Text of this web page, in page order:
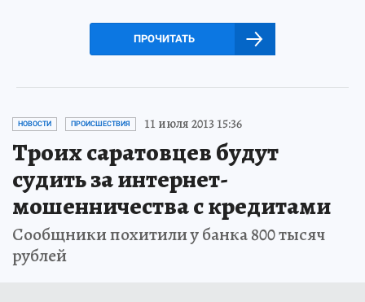
ПРОЧИТАТЬ
НОВОСТИ ПРОИСШЕСТВИЯ 11 июля 2013 15:36
Троих саратовцев будут
судить за интернет-
мошенничества с кредитами
Сообщники похитили у банка 800 тысяч
рублей